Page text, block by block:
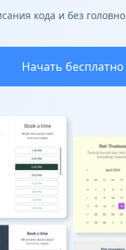
кода и без
Начать бесплатно